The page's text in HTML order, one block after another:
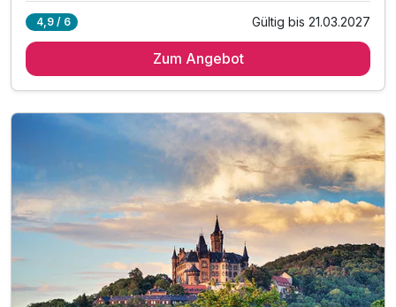
4 x reichhaltiges Frühstück vom Buffet
inkl. Parkplatz- und Wlan-Nutzung
4,9 / 6 Gültig bis 21.03.2027
Zum Angebot